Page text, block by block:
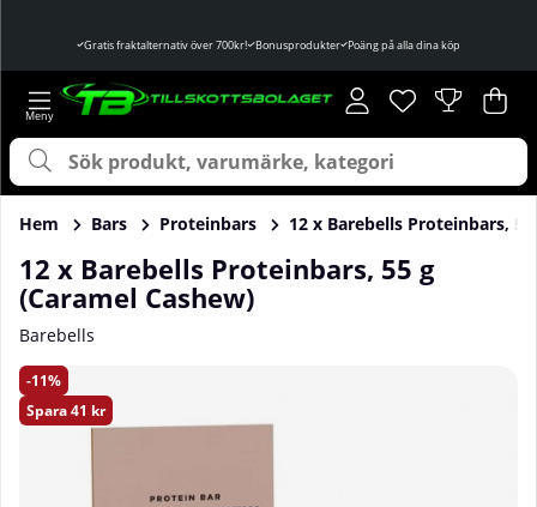
Gratis fraktalternativ över 700kr! Bonusprodukter Poäng på alla dina köp
Önskelista
Antal i
. .
Hem Bars Proteinbars 12 x Barebells Proteinbars,
12 x Barebells Proteinbars, 55 g
(Caramel Cashew)
Barebells
11
Spara41 kr
Produktbilder 12 x Barebells Proteinbars, 55 g (Caramel